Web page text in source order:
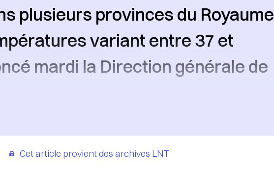
plusieurs provinces du Royaume
variant entre 37 et
mardi la Direction générale de
Cet article provient des archives LNT